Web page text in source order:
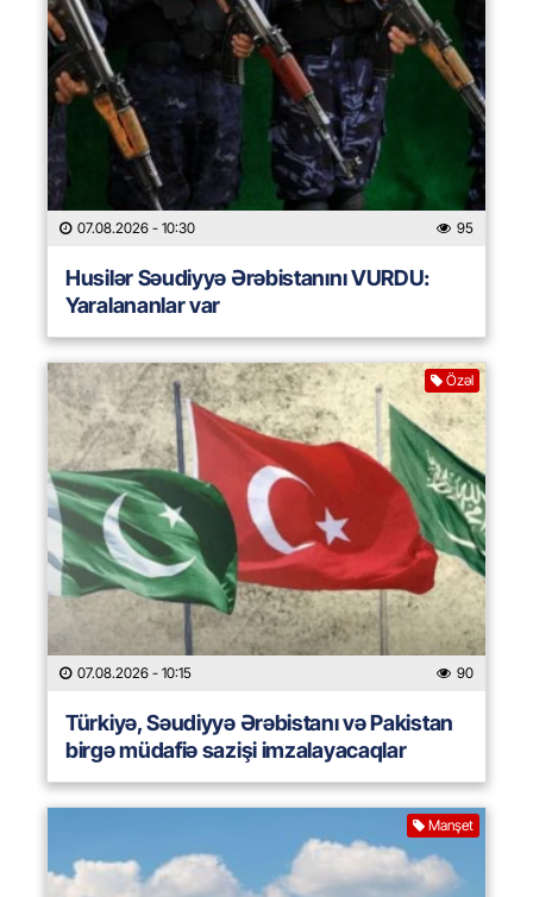
07.08.2026 - 10:30 95
Husilər Səudiyyə Ərəbistanını VURDU:
Yaralananlar var
Özəl
07.08.2026 - 10:15 90
Türkiyə, Səudiyyə Ərəbistanı və Pakistan
birgə müdafiə sazişi imzalayacaqlar
Manşet